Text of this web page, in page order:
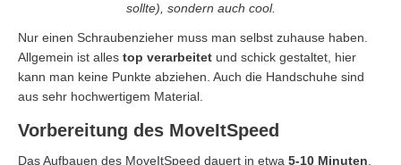
sollte), sondern auch cool.
Nur einen Schraubenzieher muss man selbst zuhause haben.
Allgemein ist alles top verarbeitet und schick gestaltet, hier
kann man keine Punkte abziehen. Auch die Handschuhe sind
aus sehr hochwertigem Material.
Vorbereitung des MoveItSpeed
Das Aufbauen des MoveItSpeed dauert in etwa 5-10 Minuten